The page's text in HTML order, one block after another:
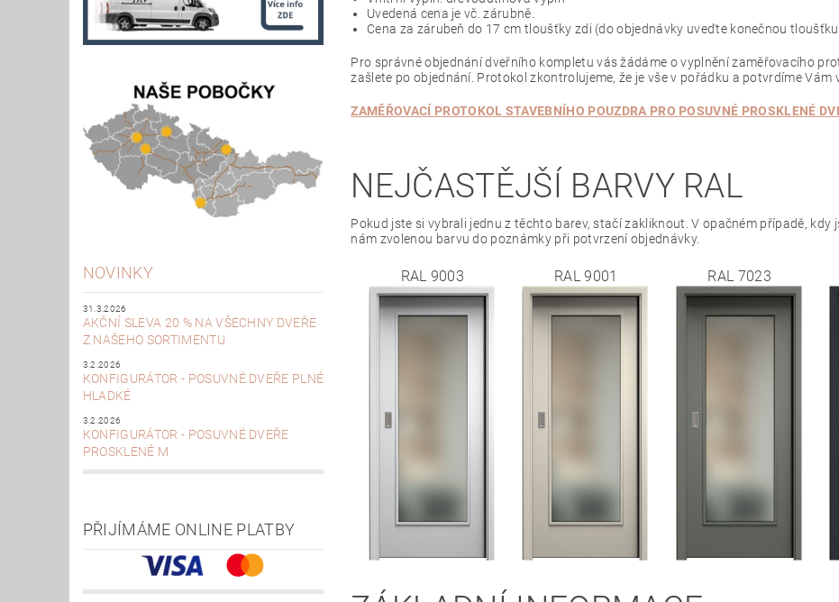
NOVINKY
31.3.2026
AKČNÍ SLEVA 20 % NA VŠECHNY DVEŘE
Z NAŠEHO SORTIMENTU
3.2.2026
KONFIGURÁTOR - POSUVNÉ DVEŘE PLNÉ
HLADKÉ
3.2.2026
KONFIGURÁTOR - POSUVNÉ DVEŘE
PROSKLENÉ M
PŘIJÍMÁME ONLINE PLATBY
Uvedená cena je vč. zárubně.
Cena za zárubeň do 17 cm tloušťky zdi (do objednávky uveďte konečnou
Pro správné objednání dveřního kompletu vás žádáme o vyplnění zaměřovacího
zašlete po objednání. Protokol zkontrolujeme, že je vše v pořádku a potvrdíme Vám
ZAMĚŘOVACÍ PROTOKOL STAVEBNÍHO POUZDRA PRO POSUVNÉ PROSKLENÉ
NEJČASTĚJŠÍ BARVY RAL
Pokud jste si vybrali jednu z těchto barev, stačí zakliknout. V opačném případě,
nám zvolenou barvu do poznámky při potvrzení objednávky.
RAL 9003 RAL 9001 RAL 7023